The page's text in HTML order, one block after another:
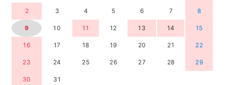
2 3 4 5 6 7 8
9 10 11 12 13 14 15
16 17 18 19 20 21 22
23 24 25 26 27 28 29
30 31